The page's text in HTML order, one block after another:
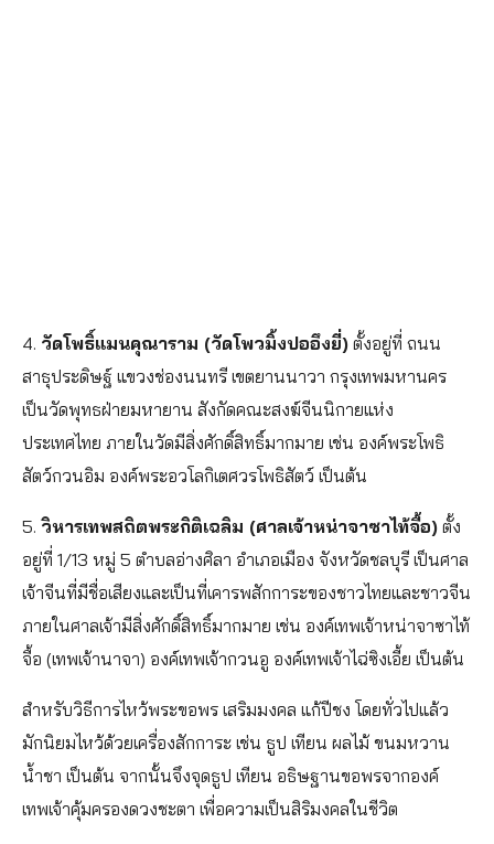
4. วัดโพธิ์แมนคุณาราม (วัดโพวมิ้งปออึงยี่) ตั้งอยู่ที่ ถนน
สาธุประดิษฐ์ แขวงช่องนนทรี เขตยานนาวา กรุงเทพมหานคร
เป็นวัดพุทธฝ่ายมหายาน สังกัดคณะสงฆ์จีนนิกายแห่ง
ประเทศไทย ภายในวัดมีสิ่งศักดิ์สิทธิ์มากมาย เช่น องค์พระโพธิ
สัตว์กวนอิม องค์พระอวโลกิเตศวรโพธิสัตว์ เป็นต้น
5. วิหารเทพสถิตพระกิติเฉลิม (ศาลเจ้าหน่าจาซาไท้จื้อ) ตั้ง
อยู่ที่ 1/13 หมู่ 5 ตำบลอ่างศิลา อำเภอเมือง จังหวัดชลบุรี เป็นศาล
เจ้าจีนที่มีชื่อเสียงและเป็นที่เคารพสักการะของชาวไทยและชาวจีน
ภายในศาลเจ้ามีสิ่งศักดิ์สิทธิ์มากมาย เช่น องค์เทพเจ้าหน่าจาซาไท้
จื้อ (เทพเจ้านาจา) องค์เทพเจ้ากวนอู องค์เทพเจ้าไฉ่ซิงเอี้ย เป็นต้น
สำหรับวิธีการไหว้พระขอพร เสริมมงคล แก้ปีชง โดยทั่วไปแล้ว
มักนิยมไหว้ด้วยเครื่องสักการะ เช่น ธูป เทียน ผลไม้ ขนมหวาน
น้ำชา เป็นต้น จากนั้นจึงจุดธูป เทียน อธิษฐานขอพรจากองค์
เทพเจ้าคุ้มครองดวงชะตา เพื่อความเป็นสิริมงคลในชีวิต